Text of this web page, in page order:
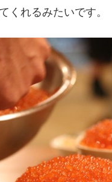
くれるみたいです。